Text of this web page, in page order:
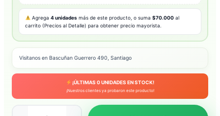
Agrega4 unidades más de este producto, o suma$70.000 al
carrito (Precios al Detalle) para obtener precio mayorista.
Visitanos en Bascuñan Guerrero 490, Santiago
¡ÚLTIMAS0UNIDADES EN STOCK!
¡Nuestros clientes ya probaron este producto!